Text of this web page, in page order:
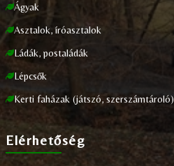
Ágyak
Asztalok, íróasztalok
Ládák, postaládák
Lépcsők
Kerti faházak (játszó, szerszámtároló)
Elérhetőség